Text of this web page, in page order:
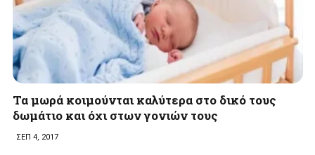
Τα μωρά κοιμούνται καλύτερα στο δικό τους
δωμάτιο και όχι στων γονιών τους
ΣΕΠ 4, 2017